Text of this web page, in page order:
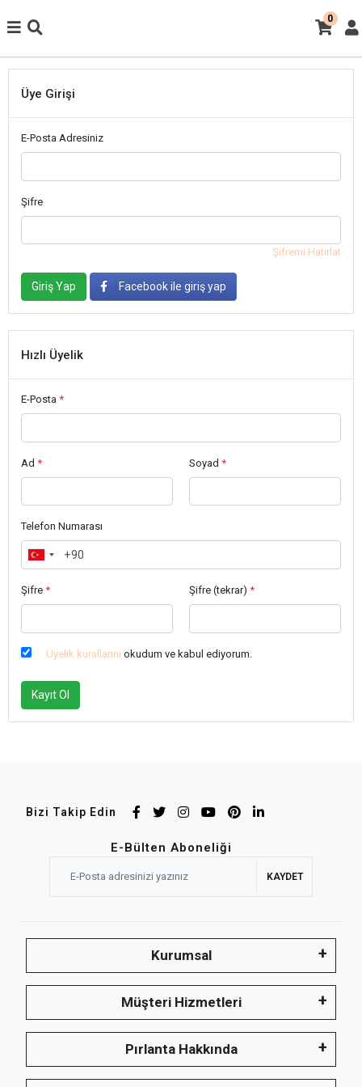
0
Üye Girişi
E-Posta Adresiniz
Şifre
Şifremi Hatırlat
Giriş Yap Facebook ile giriş yap
Hızlı Üyelik
E-Posta *
Ad * Soyad *
Telefon Numarası
Şifre * Şifre (tekrar) *
Üyelik kurallarını okudum ve kabul ediyorum.
Kayıt Ol
Bizi Takip Edin
E-Bülten Aboneliği
KAYDET
Kurumsal
Müşteri Hizmetleri
Pırlanta Hakkında